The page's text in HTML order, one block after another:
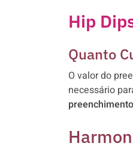
Hip
Quanto
O valor do
necessário